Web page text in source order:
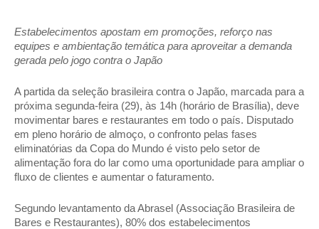
Estabelecimentos apostam em promoções, reforço nas
equipes e ambientação temática para aproveitar a demanda
gerada pelo jogo contra o Japão
A partida da seleção brasileira contra o Japão, marcada para a
próxima segunda-feira (29), às 14h (horário de Brasília), deve
movimentar bares e restaurantes em todo o país. Disputado
em pleno horário de almoço, o confronto pelas fases
eliminatórias da Copa do Mundo é visto pelo setor de
alimentação fora do lar como uma oportunidade para ampliar o
fluxo de clientes e aumentar o faturamento.
Segundo levantamento da Abrasel (Associação Brasileira de
Bares e Restaurantes), 80% dos estabelecimentos